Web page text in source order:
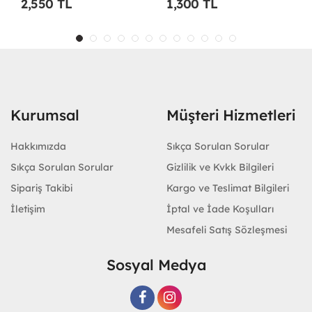
1,300 TL 1,200 TL
Kurumsal
Hakkımızda
Sıkça Sorulan Sorular
Sipariş Takibi
İletişim
Müşteri Hizmetleri
Sıkça Sorulan Sorular
Gizlilik ve Kvkk Bilgileri
Kargo ve Teslimat Bilgileri
İptal ve İade Koşulları
Mesafeli Satış Sözleşmesi
Sosyal Medya